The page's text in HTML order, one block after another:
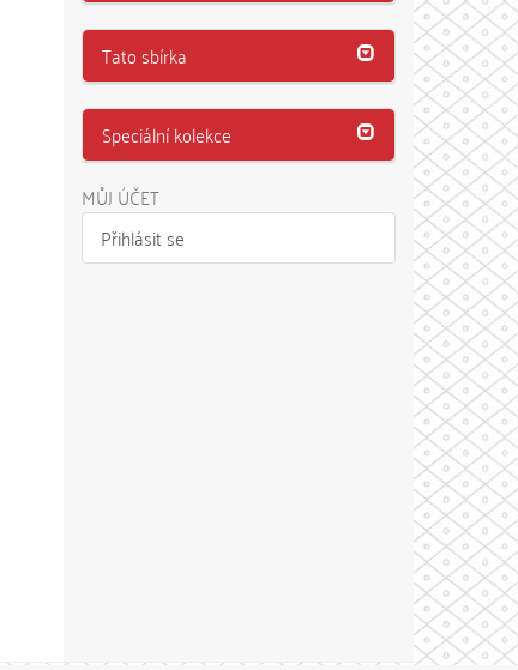
Tato sbírka
Speciální kolekce
MŮJ ÚČET
Přihlásit se